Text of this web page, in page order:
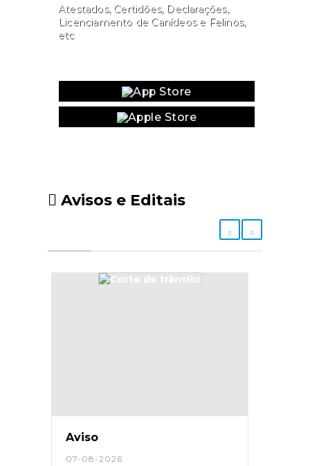
Atestados, Certidões, Declarações,
Licenciamento de Canídeos e Felinos,
etc
Avisos e Editais
Aviso
07-08-2026